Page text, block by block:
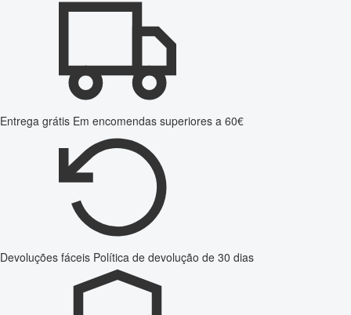
Entrega grátis Em encomendas superiores a 60€
Devoluções fáceis Política de devolução de 30 dias